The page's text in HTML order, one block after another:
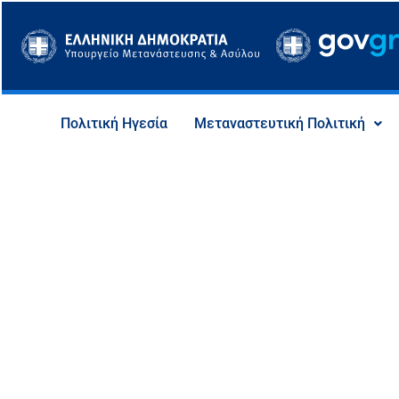
στο
περιεχόμενο
Πολιτική Ηγεσία Μεταναστευτική Πολιτική